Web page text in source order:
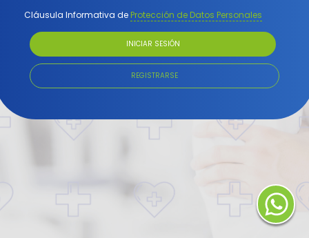
Cláusula Informativa de Protección de Datos Personales
INICIAR SESIÓN
REGISTRARSE